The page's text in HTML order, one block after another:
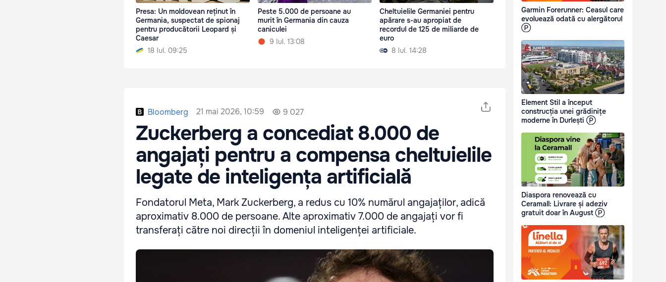
Presa: Un moldovean reținut în
Germania, suspectat de spionaj
pentru producătorii Leopard și
Caesar
18 Iul. 09:25
Peste 5.000 de persoane au
murit în Germania din cauza
caniculei
9 Iul. 13:08
Cheltuielile Germaniei pentru
apărare s-au apropiat de
recordul de 125 de miliarde de
euro
8 Iul. 14:28
Bloomberg 21 mai 2026, 10:59 9 027
Zuckerberg a concediat 8.000 de
angajați pentru a compensa cheltuielile
legate de inteligența artificială
Fondatorul Meta, Mark Zuckerberg, a redus cu 10% numărul angajaților, adică
aproximativ 8.000 de persoane. Alte aproximativ 7.000 de angajați vor fi
transferați către noi direcții în domeniul inteligenței artificiale.
Garmin Forerunner: Ceasul care
evoluează odată cu alergătorul
Ⓟ
Element Stil a început
construcția unei grădinițe
moderne în Durlești Ⓟ
Diaspora renovează cu
Ceramall: Livrare și adeziv
gratuit doar în August Ⓟ